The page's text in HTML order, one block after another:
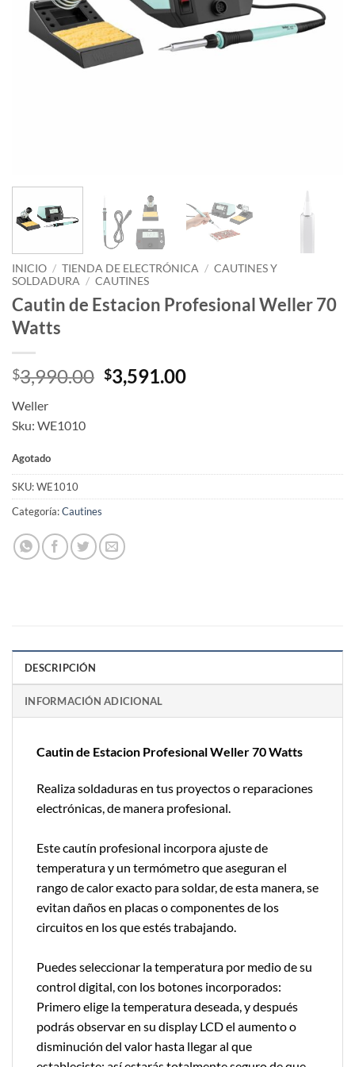
INICIO / TIENDA DE ELECTRÓNICA / CAUTINES Y
SOLDADURA / CAUTINES
Cautin de Estacion Profesional Weller 70
Watts
$3,990.00 Original
price
$3,591.00Current
Weller
Sku: WE1010
Agotado
SKU:WE1010
Categoría:Cautines
DESCRIPCIÓN
INFORMACIÓN ADICIONAL
Cautin de Estacion Profesional Weller 70 Watts
Realiza soldaduras en tus proyectos o reparaciones
electrónicas, de manera profesional.
Este cautín profesional incorpora ajuste de
temperatura y un termómetro que aseguran el
rango de calor exacto para soldar, de esta manera, se
evitan daños en placas o componentes de los
circuitos en los que estés trabajando.
Puedes seleccionar la temperatura por medio de su
control digital, con los botones incorporados:
Primero elige la temperatura deseada, y después
podrás observar en su display LCD el aumento o
disminución del valor hasta llegar al que